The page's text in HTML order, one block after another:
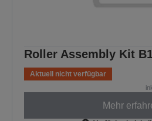
Roller Assembly Kit
Aktuell nicht verfügbar
Mehr